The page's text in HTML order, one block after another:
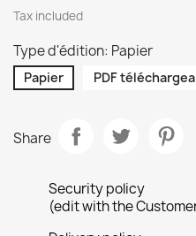
Tax included
Type d'édition: Papier
Papier PDF
Share
Security policy
(edit with the